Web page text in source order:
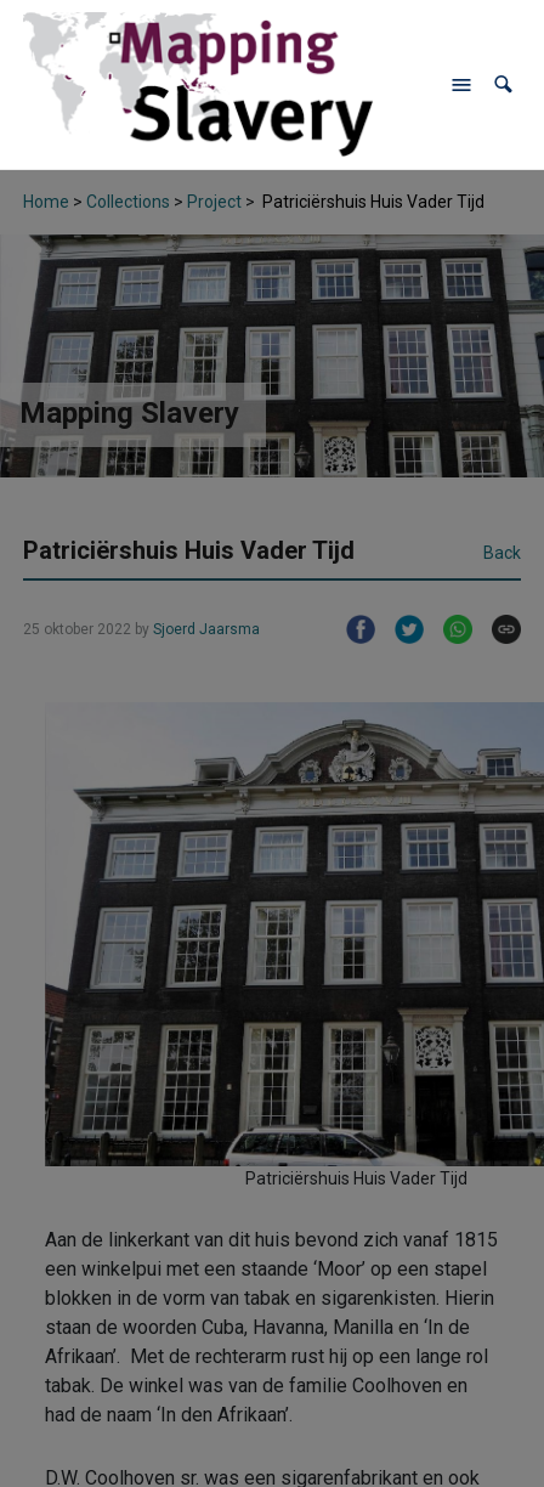
Home > Collections > Project> Patriciërshuis Huis Vader Tijd
Mapping Slavery
Patriciërshuis Huis Vader Tijd Back
25 oktober 2022 by Sjoerd Jaarsma
Patriciërshuis Huis Vader Tijd
Aan de linkerkant van dit huis bevond zich vanaf 1815
een winkelpui met een staande ‘Moor’ op een stapel
blokken in de vorm van tabak en sigarenkisten. Hierin
staan de woorden Cuba, Havanna, Manilla en ‘In de
Afrikaan’. Met de rechterarm rust hij op een lange rol
tabak. De winkel was van de familie Coolhoven en
had de naam ‘In den Afrikaan’.
D.W. Coolhoven sr. was een sigarenfabrikant en ook